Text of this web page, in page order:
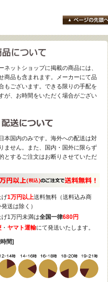
ネットショップに掲載の商品には、
商品も含まれます。メーカーにて品
もございます。できる限りの手配を
が、お時間をいただく場合がござい
本国内のみです。海外への配送は対
ません。また、国内・国外に限らず
とするご注文はお断りさせていただ
げ1万円以上送料無料（送料込み商
送は除く）
げ1万円未満は全国一律680円
・ ヤマト運輸にて発送いたします。
間]